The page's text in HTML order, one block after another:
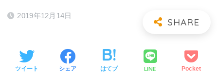
2019年12月14日
ツイート シェア はてブ LINE Pocket